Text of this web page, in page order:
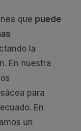
que puede
la
En nuestra
para
En
un